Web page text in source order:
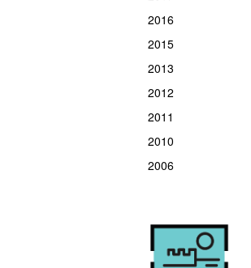
2016
2015
2013
2012
2011
2010
2006